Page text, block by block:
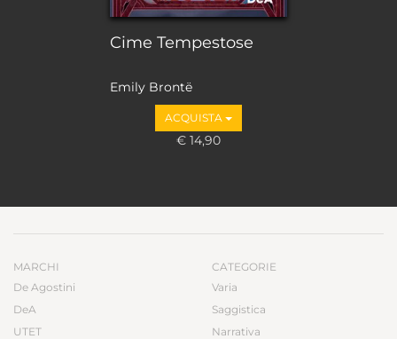
Cime Tempestose
Emily Brontë
ACQUISTA
€ 14,90
MARCHI
De Agostini
DeA
UTET
CATEGORIE
Varia
Saggistica
Narrativa